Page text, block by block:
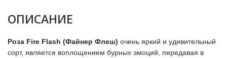
ОПИСАНИЕ
Роза Fire Flash (Файнер Флеш) очень яркий и удивительный
сорт, является воплощением бурных эмоций, передавая в